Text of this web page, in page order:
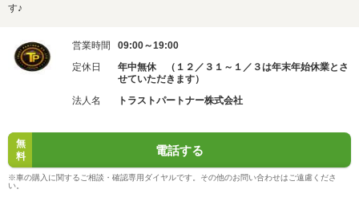
す♪
営業時間
09:00～19:00
定休日
年中無休 （１２／３１～１／３は年末年始休業とさ
せていただきます）
法人名
トラストパートナー株式会社
無
料
電話する
※車の購入に関するご相談・確認専用ダイヤルです。その他のお問い合わせはご遠慮くださ
い。